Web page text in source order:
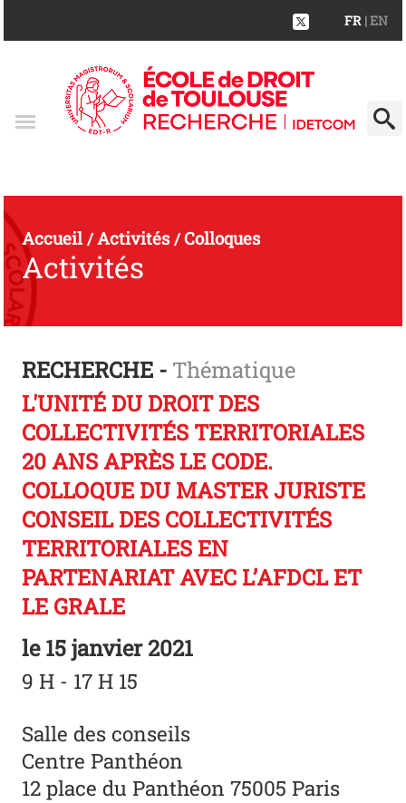
FR | EN
Accueil/Activités/Colloques
Activités
RECHERCHE - Thématique
L'UNITÉ DU DROIT DES
COLLECTIVITÉS TERRITORIALES
20 ANS APRÈS LE CODE.
COLLOQUE DU MASTER JURISTE
CONSEIL DES COLLECTIVITÉS
TERRITORIALES EN
PARTENARIAT AVEC L’AFDCL ET
LE GRALE
le15 janvier 2021
9 H - 17 H 15
Salle des conseils
Centre Panthéon
12 place du Panthéon 75005 Paris